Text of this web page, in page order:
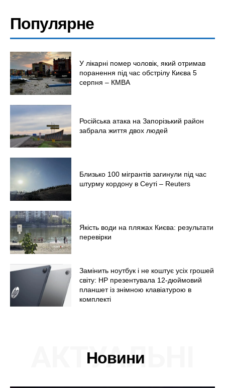
Технології
Популярне
У лікарні помер чоловік, який отримав
поранення під час обстрілу Києва 5
серпня – КМВА
Російська атака на Запорізький район
забрала життя двох людей
Близько 100 мігрантів загинули під час
штурму кордону в Сеуті – Reuters
Якість води на пляжах Києва: результати
перевірки
Замінить ноутбук і не коштує усіх грошей
світу: HP презентувала 12-дюймовий
планшет із знімною клавіатурою в
комплекті
Новини
АКТУАЛЬНІ